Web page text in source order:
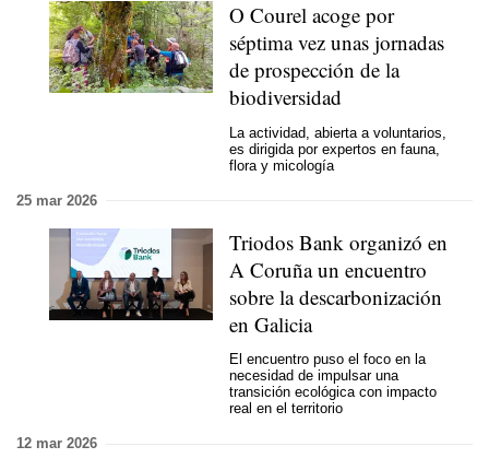
O Courel acoge por
séptima vez unas jornadas
de prospección de la
biodiversidad
La actividad, abierta a voluntarios,
es dirigida por expertos en fauna,
flora y micología
25 mar 2026
Triodos Bank organizó en
A Coruña un encuentro
sobre la descarbonización
en Galicia
El encuentro puso el foco en la
necesidad de impulsar una
transición ecológica con impacto
real en el territorio
12 mar 2026